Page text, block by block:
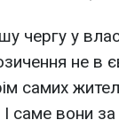
чергу у
не в
самих
саме вони